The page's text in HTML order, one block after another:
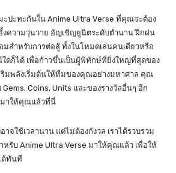
ะปะทะกันใน Anime Ultra Verse ที่คุณจะต้อง
งความวุ่นวาย อัญเชิญยูนิตระดับตำนาน ฝึกฝน
สำหรับการต่อสู้ ทั้งในโหมดเล่นคนเดียวหรือ
ดก็ได้ เพื่อก้าวขึ้นเป็นผู้พิทักษ์ที่ยิ่งใหญ่ที่สุดของ
ริมพลังเริ่มต้นให้ทีมของคุณอย่างมหาศาล คุณ
Coins, Units และของรางวัลอื่นๆ อีก
มาให้คุณแล้วที่นี่
าจใช้เวลานาน แต่ไม่ต้องกังวล เราได้รวบรวม
รับ Anime Ultra Verse มาให้คุณแล้ว เพื่อให้
ด้ทันที